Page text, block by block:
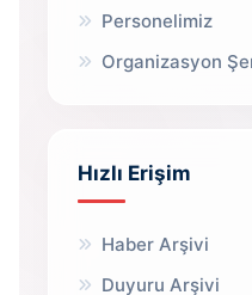
Personelimiz
Organizasyon
Hızlı Erişim
Haber Arşivi
Duyuru Arşivi